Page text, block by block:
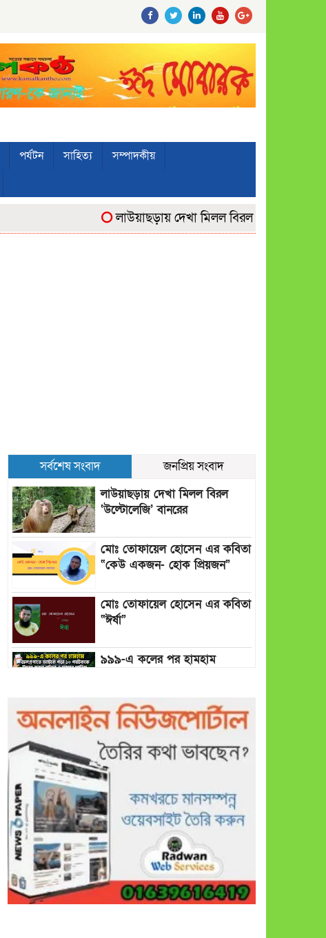
পর্যটন সাহিত্য
সম্পাদকীয়
লাউয়াছড়ায় দেখা মিলল বিরল ‘উল্টোলেজি’
সর্বশেষ সংবাদ
জনপ্রিয় সংবাদ
লাউয়াছড়ায় দেখা মিলল বিরল
‘উল্টোলেজি’ বানরের
মোঃ তোফায়েল হোসেন এর কবিতা
“কেউ একজন- হোক প্রিয়জন”
মোঃ তোফায়েল হোসেন এর কবিতা
“ঈর্ষা”
৯৯৯-এ কলের পর হামহাম
ফায়ার সার্ভিস
গাছ না কেটে আমাদের পুড়িয়ে
মারলে ভালো হতো’: বন বিভাগের
নিষ্ঠুরতায় নিঃস্ব কৃষক